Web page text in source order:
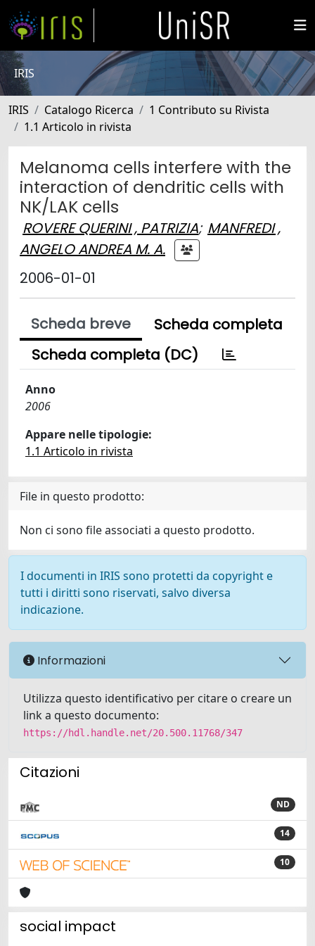
IRIS
IRIS Catalogo Ricerca
1 Contributo su Rivista
1.1 Articolo in rivista
Melanoma cells interfere with the
interaction of dendritic cells with
NK/LAK cells
ROVERE QUERINI , PATRIZIA; MANFREDI ,
ANGELO ANDREA M. A.
2006-01-01
Scheda breve
Scheda completa
Scheda completa (DC)
Anno
2006
Appare nelle tipologie:
1.1 Articolo in rivista
File in questo prodotto:
Non ci sono file associati a questo prodotto.
I documenti in IRIS sono protetti da copyright e
tutti i diritti sono riservati, salvo diversa
indicazione.
Informazioni
Utilizza questo identificativo per citare o creare un
link a questo documento:
https://hdl.handle.net/20.500.11768/347
Citazioni
ND
14
10
social impact